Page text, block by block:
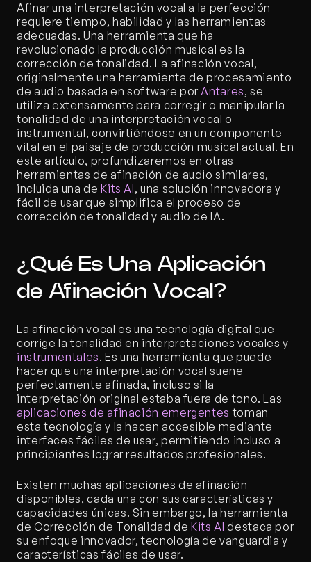
Afinar una interpretación vocal a la perfección
requiere tiempo, habilidad y las herramientas
adecuadas. Una herramienta que ha
revolucionado la producción musical es la
corrección de tonalidad. La afinación vocal,
originalmente una herramienta de procesamiento
de audio basada en software por Antares, se
utiliza extensamente para corregir o manipular la
tonalidad de una interpretación vocal o
instrumental, convirtiéndose en un componente
vital en el paisaje de producción musical actual. En
este artículo, profundizaremos en otras
herramientas de afinación de audio similares,
incluida una de Kits AI, una solución innovadora y
fácil de usar que simplifica el proceso de
corrección de tonalidad y audio de IA.
¿Qué Es Una Aplicación
de Afinación Vocal?
La afinación vocal es una tecnología digital que
instrumentales. Es una herramienta que puede
hacer que una interpretación vocal suene
perfectamente afinada, incluso si la
aplicaciones de afinación emergentes toman
esta tecnología y la hacen accesible mediante
interfaces fáciles de usar, permitiendo incluso a
principiantes lograr resultados profesionales.
Existen muchas aplicaciones de afinación
disponibles, cada una con sus características y
capacidades únicas. Sin embargo, la herramienta
de Corrección de Tonalidad de Kits AI destaca por
su enfoque innovador, tecnología de vanguardia y
características fáciles de usar.